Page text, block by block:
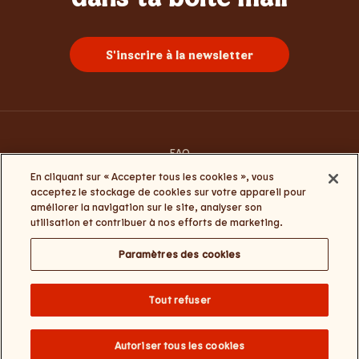
S'inscrire à la newsletter
FAQ
Conditions générales d’utilisation
Termes et conditions Click&Collect et My Burger King
Politique de la vie privée et de cookies
Paramètres des cookies
coordonnées – e-mail :
BKcustomerservice@burgerking.be
En cliquant sur « Accepter tous les cookies », vous
acceptez le stockage de cookies sur votre appareil pour
améliorer la navigation sur le site, analyser son
utilisation et contribuer à nos efforts de marketing.
Paramètres des cookies
Tout refuser
Autoriser tous les cookies